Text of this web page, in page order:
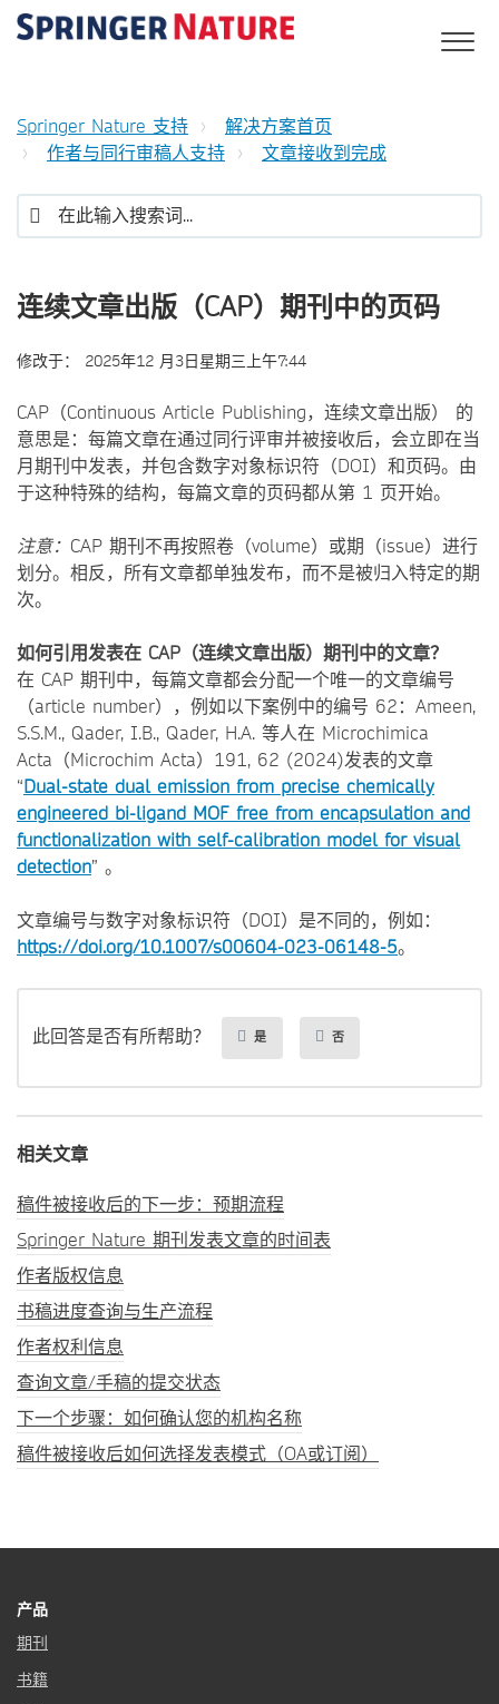
Springer Nature 支持
解决方案首页
作者与同行审稿人支持
文章接收到完成
连续文章出版（CAP）期刊中的页码
修改于： 2025年12 月3日星期三上午7:44
CAP（Continuous Article Publishing，连续文章出版） 的
意思是：每篇文章在通过同行评审并被接收后，会立即在当
月期刊中发表，并包含数字对象标识符（DOI）和页码。由
于这种特殊的结构，每篇文章的页码都从第 1 页开始。
注意： CAP 期刊不再按照卷（volume）或期（issue）进行
划分。相反，所有文章都单独发布，而不是被归入特定的期
次。
如何引用发表在 CAP（连续文章出版）期刊中的文章？
在 CAP 期刊中，每篇文章都会分配一个唯一的文章编号
（article number），例如以下案例中的编号 62：Ameen,
S.S.M., Qader, I.B., Qader, H.A. 等人在 Microchimica
Acta（Microchim Acta）191, 62 (2024)发表的文章
“Dual-state dual emission from precise chemically
engineered bi-ligand MOF free from encapsulation and
functionalization with self-calibration model for visual
detection” 。
文章编号与数字对象标识符（DOI）是不同的，例如：
https://doi.org/10.1007/s00604-023-06148-5。
此回答是否有所帮助？ 是 否
相关文章
稿件被接收后的下一步：预期流程
Springer Nature 期刊发表文章的时间表
作者版权信息
书稿进度查询与生产流程
作者权利信息
查询文章/手稿的提交状态
下一个步骤：如何确认您的机构名称
稿件被接收后如何选择发表模式（OA或订阅）
产品
期刊
书籍